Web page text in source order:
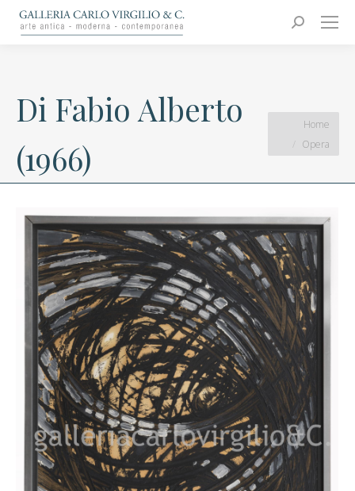
Search:
Carlo Virgilio & C.
Arte moderna e contemporanea
Di Fabio Alberto
(1966)
You are here:
Home
Opera